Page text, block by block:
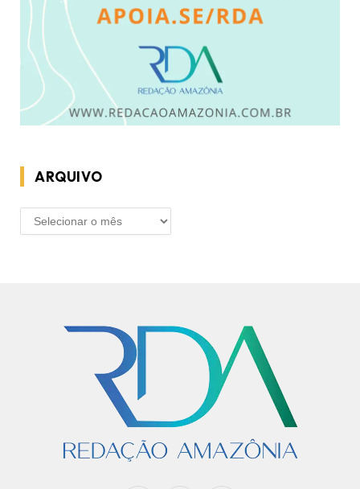
ARQUIVO
ARQUIVO